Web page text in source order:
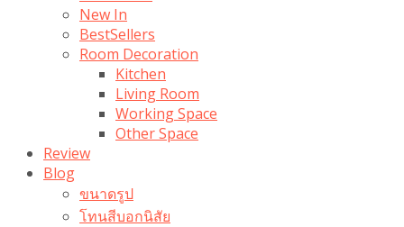
New In
BestSellers
Room Decoration
Kitchen
Living Room
Working Space
Other Space
Review
Blog
ขนาดรูป
โทนสีบอกนิสัย